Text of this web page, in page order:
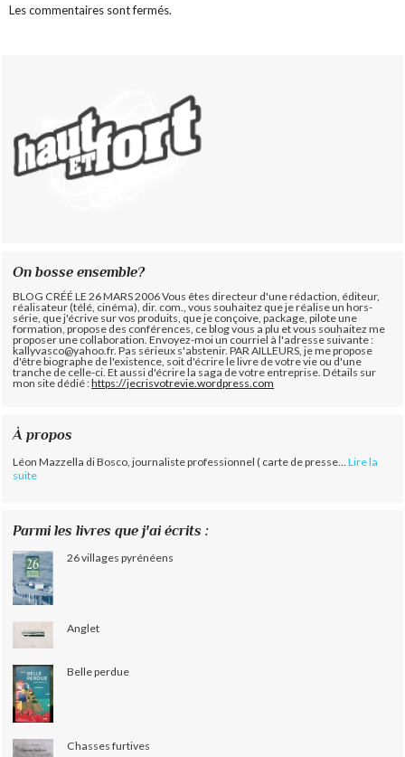
Les commentaires sont fermés.
On bosse ensemble?
BLOG CRÉÉ LE 26 MARS 2006 Vous êtes directeur d'une rédaction, éditeur,
réalisateur (télé, cinéma), dir. com., vous souhaitez que je réalise un hors-
série, que j'écrive sur vos produits, que je conçoive, package, pilote une
formation, propose des conférences, ce blog vous a plu et vous souhaitez me
proposer une collaboration. Envoyez-moi un courriel à l'adresse suivante :
kallyvasco@yahoo.fr. Pas sérieux s'abstenir. PAR AILLEURS, je me propose
d'être biographe de l'existence, soit d'écrire le livre de votre vie ou d'une
tranche de celle-ci. Et aussi d'écrire la saga de votre entreprise. Détails sur
mon site dédié :https://jecrisvotrevie.wordpress.com
À propos
Léon Mazzella di Bosco, journaliste professionnel ( carte de presse... Lire la
suite
Parmi les livres que j'ai écrits :
26 villages pyrénéens
Anglet
Belle perdue
Chasses furtives